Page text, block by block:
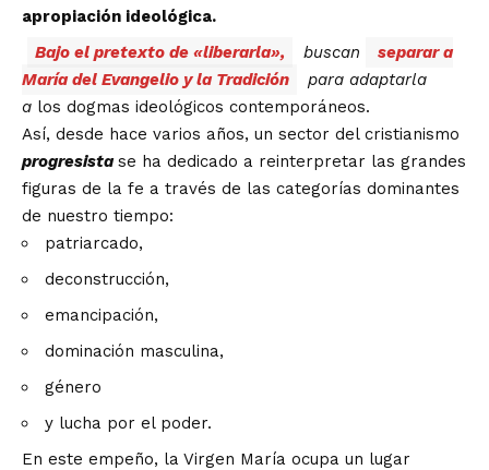
apropiación ideológica.
Bajo el pretexto de «liberarla»,
buscan
separar a
María del Evangelio y la Tradición
para adaptarla
a los dogmas ideológicos contemporáneos.
Así, desde hace varios años, un sector del cristianismo
progresistase ha dedicado a reinterpretar las grandes
figuras de la fe a través de las categorías dominantes
de nuestro tiempo:
patriarcado,
deconstrucción,
emancipación,
dominación masculina,
género
y lucha por el poder.
En este empeño, la Virgen María ocupa un lugar